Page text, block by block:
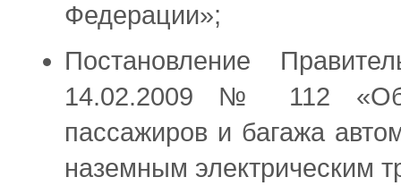
Федерации»;
Постановление
14.02.2009 № 112 «Об
пассажиров и багажа
наземным электрическим